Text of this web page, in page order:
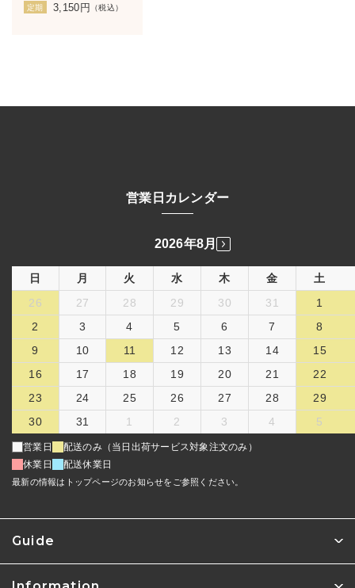
定期 3,150 円 （税込）
Guide
営業日カレンダー
2026年8月
日 月 火 水 木 金
土
26
27 28 29 30 31
1
2
3 4 5 6 7
8
9
10 11 12 13 14
15
16
17 18 19 20 21
22
23
24 25 26 27 28
29
30
31 1 2 3 4 5
営業日
配送のみ（当日出荷サービス対象注文のみ）
休業日
配送休業日
最新の情報はトップページのお知らせをご参照ください。